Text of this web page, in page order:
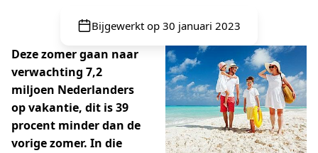
Bijgewerkt op 30 januari 2023
Deze zomer gaan naar
verwachting 7,2
miljoen Nederlanders
op vakantie, dit is 39
procent minder dan de
vorige zomer. In die